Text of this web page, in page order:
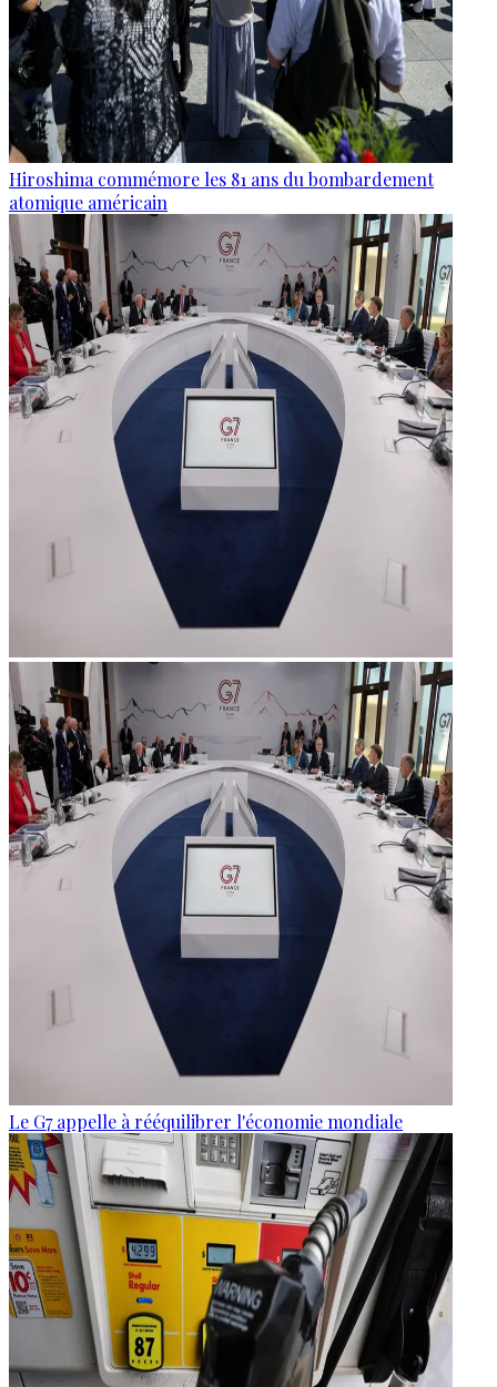
Hiroshima commémore les 81 ans du bombardement
atomique américain
Le G7 appelle à rééquilibrer l'économie mondiale